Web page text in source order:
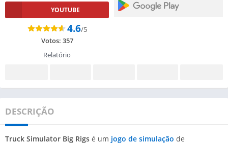
YOUTUBE
4.6/5
Votos: 357
Relatório
DESCRIÇÃO
Truck Simulator Big Rigs é um jogo de simulação de